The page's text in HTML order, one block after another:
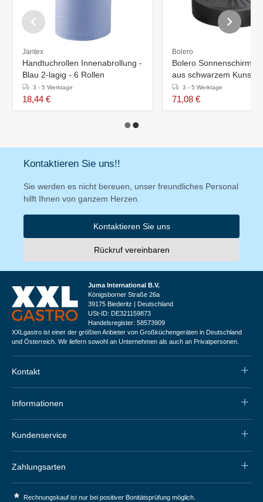
Jantex
Handtuchrollen Innenabrollung -
Blau 2-lagig - 6 Rollen
3 - 5 Werktage
18,44 €
Bolero
Bolero
aus schwarzem
3 - 5 Werktage
71,08 €
Kontaktieren Sie uns!!
Sie werden es nicht bereuen, unser freundliches Personal
hilft Ihnen von ganzem Herzen.
Kontaktieren Sie uns
Rückruf vereinbaren
Juma International B.V.
Königsborner Straße 26a
39175 Biederitz | Deutschland
USt-ID: DE321159873
Handelsregister: 58573909
XXLgastro ist einer der größten Anbieter von Großküchengeräten in Deutschland
und Österreich. Wir liefern sowohl an Unternehmen als auch an Privatpersonen.
Kontakt
Informationen
Kundenservice
Zahlungsarten
* Rechnungskauf ist nur bei positiver Bonitätsprüfung möglich.